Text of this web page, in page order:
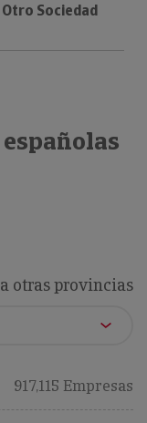
Otro Sociedad
otras provincias
917,115 Empresas